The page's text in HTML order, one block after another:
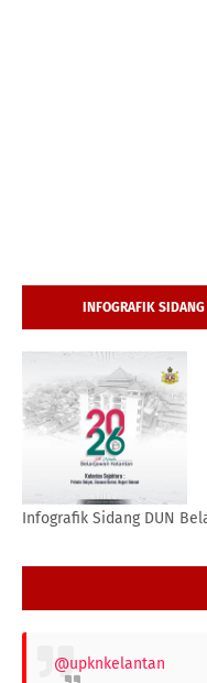
INFOGRAFIK
Infografik Sidang DUN
@upknkelantan